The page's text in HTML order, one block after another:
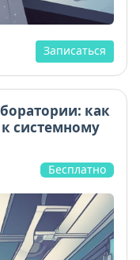
Записаться
как
системному
Бесплатно